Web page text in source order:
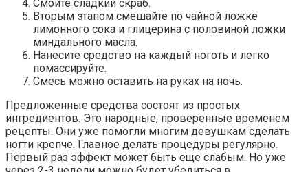
Смойте сладкий скраб.
Вторым этапом смешайте по чайной ложке
лимонного сока и глицерина с половиной ложки
миндального масла.
Нанесите средство на каждый ноготь и легко
помассируйте.
Смесь можно оставить на руках на ночь.
Предложенные средства состоят из простых
ингредиентов. Это народные, проверенные временем
рецепты. Они уже помогли многим девушкам сделать
ногти крепче. Главное делать процедуры регулярно.
Первый раз эффект может быть еще слабым. Но уже